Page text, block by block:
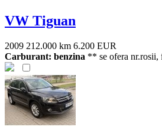
VW Tiguan
2009 212.000 km 6.200 EUR
Carburant: benzina ** se ofera